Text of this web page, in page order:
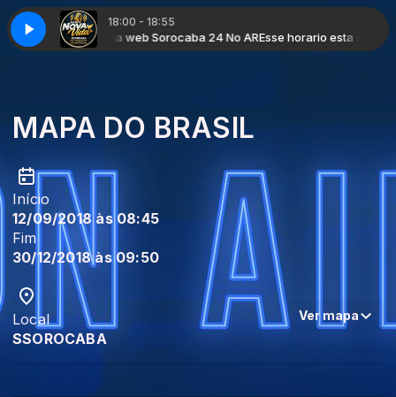
18:00 - 18:55
Radio nova Vida web Sorocaba 24 No AR Esse horario esta
MAPA DO BRASIL
Início
12/09/2018 às 08:45
Fim
30/12/2018 às 09:50
Local
SSOROCABA
Ver mapa